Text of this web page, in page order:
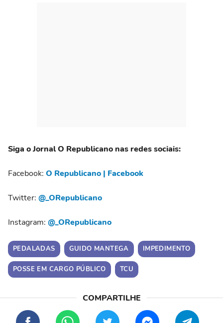
Siga o Jornal O Republicano nas redes sociais:
Facebook: O Republicano | Facebook
Twitter: @_ORepublicano
Instagram: @_ORepublicano
PEDALADAS GUIDO MANTEGA IMPEDIMENTO
POSSE EM CARGO PÚBLICO TCU